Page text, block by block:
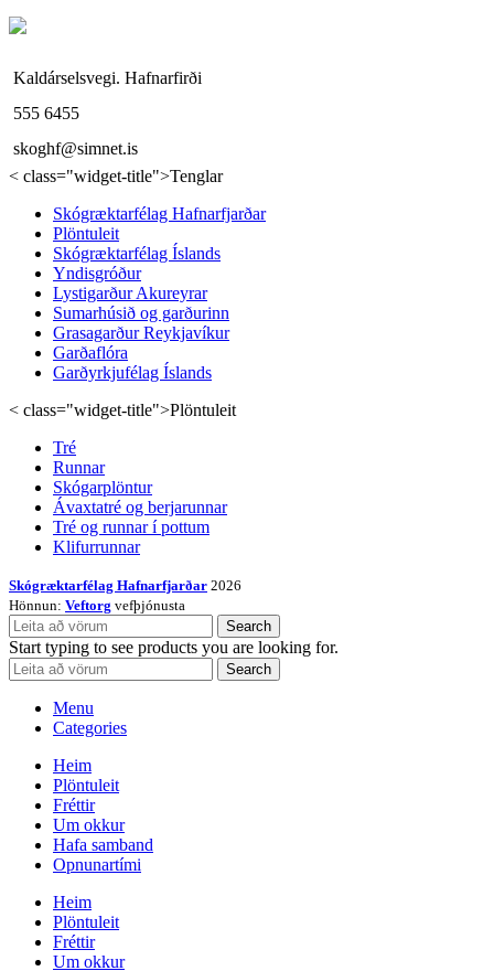
Kaldárselsvegi. Hafnarfirði
555 6455
skoghf@simnet.is
< class="widget-title">Tenglar
Skógræktarfélag Hafnarfjarðar
Plöntuleit
Skógræktarfélag Íslands
Yndisgróður
Lystigarður Akureyrar
Sumarhúsið og garðurinn
Grasagarður Reykjavíkur
Garðaflóra
Garðyrkjufélag Íslands
< class="widget-title">Plöntuleit
Tré
Runnar
Skógarplöntur
Ávaxtatré og berjarunnar
Tré og runnar í pottum
Klifurrunnar
Skógræktarfélag Hafnarfjarðar 2026
Hönnun: Veftorg vefþjónusta
Search
Start typing to see products you are looking for.
Search
Menu
Categories
Heim
Plöntuleit
Fréttir
Um okkur
Hafa samband
Opnunartími
Heim
Plöntuleit
Fréttir
Um okkur